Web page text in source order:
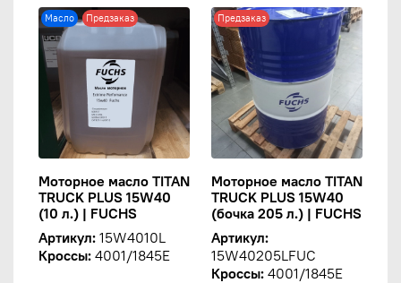
Масло Предзаказ
Моторное масло TITAN
TRUCK PLUS 15W40
(10 л.) | FUCHS
Артикул: 15W4010L
Кроссы: 4001/1845E
Предзаказ
Моторное масло TITAN
TRUCK PLUS 15W40
(бочка 205 л.) | FUCHS
Артикул:
15W40205LFUC
Кроссы: 4001/1845E